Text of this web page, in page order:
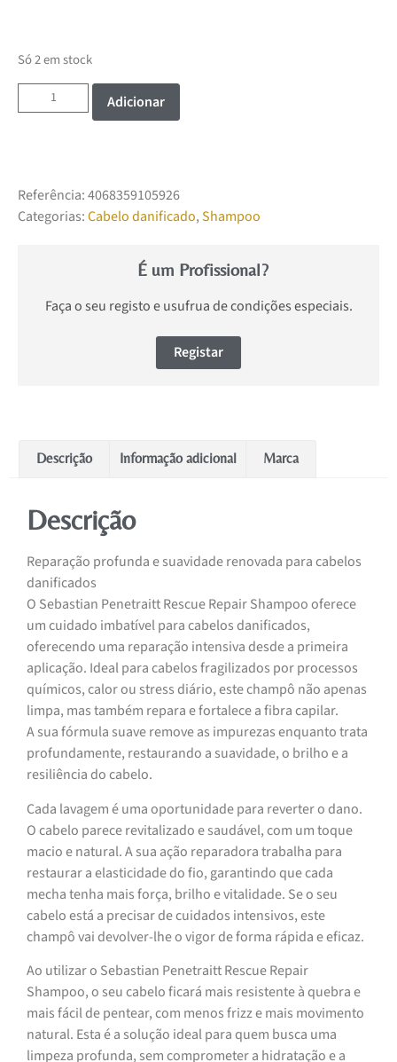
Só 2 em stock
Adicionar
Referência:4068359105926
Categorias:Cabelo danificado,Shampoo
É um Profissional?
Faça o seu registo e usufrua de condições especiais.
Registar
Descrição Informação adicional Marca
Descrição
Reparação profunda e suavidade renovada para cabelos
danificados
O Sebastian Penetraitt Rescue Repair Shampoo oferece
um cuidado imbatível para cabelos danificados,
oferecendo uma reparação intensiva desde a primeira
aplicação. Ideal para cabelos fragilizados por processos
químicos, calor ou stress diário, este champô não apenas
limpa, mas também repara e fortalece a fibra capilar.
A sua fórmula suave remove as impurezas enquanto trata
profundamente, restaurando a suavidade, o brilho e a
resiliência do cabelo.
Cada lavagem é uma oportunidade para reverter o dano.
O cabelo parece revitalizado e saudável, com um toque
macio e natural. A sua ação reparadora trabalha para
restaurar a elasticidade do fio, garantindo que cada
mecha tenha mais força, brilho e vitalidade. Se o seu
cabelo está a precisar de cuidados intensivos, este
champô vai devolver-lhe o vigor de forma rápida e eficaz.
Ao utilizar o Sebastian Penetraitt Rescue Repair
Shampoo, o seu cabelo ficará mais resistente à quebra e
mais fácil de pentear, com menos frizz e mais movimento
natural. Esta é a solução ideal para quem busca uma
limpeza profunda, sem comprometer a hidratação e a